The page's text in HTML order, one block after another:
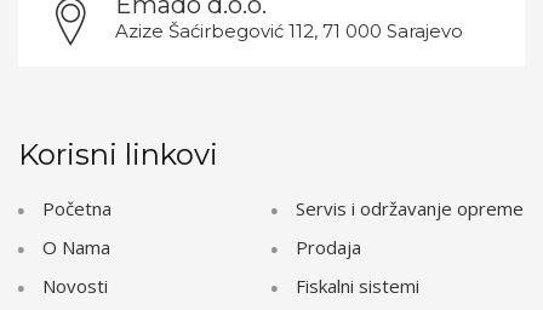
Azize Šaćirbegović 112, 71 000 Sarajevo
Korisni linkovi
Početna
O Nama
Novosti
Servis i održavanje opreme
Prodaja
Fiskalni sistemi